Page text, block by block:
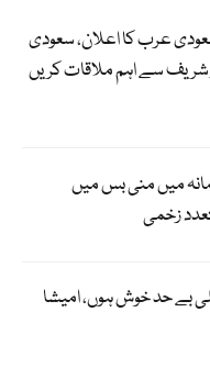
عرب کا اعلان، سعودی
شریف سے اہم ملاقات کریں
میں منی بس میں
بے حد خوش ہوں، امیشا